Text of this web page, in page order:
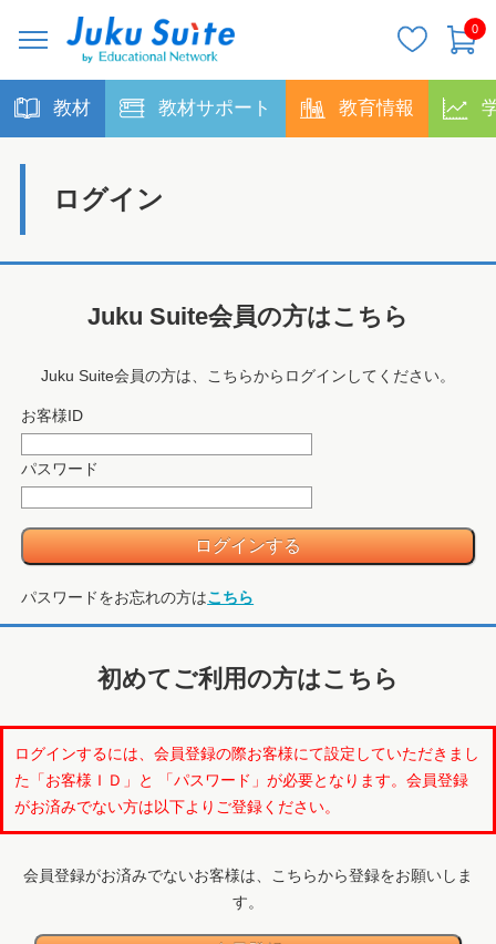
0
教材 教材サポート 教育情報
ログイン
Juku Suite会員の方はこちら
Juku Suite会員の方は、こちらからログインしてください。
お客様ID
パスワード
パスワードをお忘れの方はこちら
初めてご利用の方はこちら
ログインするには、会員登録の際お客様にて設定していただきまし
た「お客様ＩＤ」と 「パスワード」が必要となります。会員登録
がお済みでない方は以下よりご登録ください。
会員登録がお済みでないお客様は、こちらから登録をお願いしま
す。